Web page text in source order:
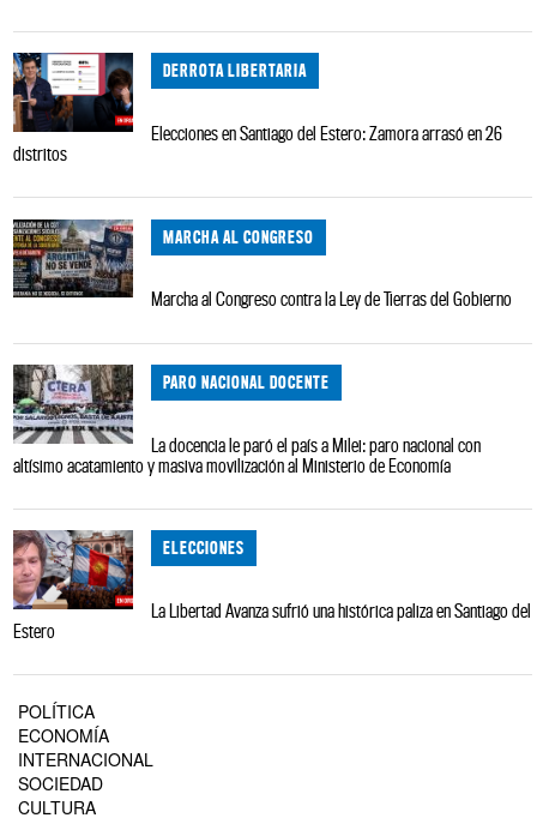
DERROTA LIBERTARIA
Elecciones en Santiago del Estero: Zamora arrasó en 26
distritos
MARCHA AL CONGRESO
Marcha al Congreso contra la Ley de Tierras del Gobierno
PARO NACIONAL DOCENTE
La docencia le paró el país a Milei: paro nacional con
altísimo acatamiento y masiva movilización al Ministerio de Economía
ELECCIONES
La Libertad Avanza sufrió una histórica paliza en Santiago del
Estero
POLÍTICA
ECONOMÍA
INTERNACIONAL
SOCIEDAD
CULTURA